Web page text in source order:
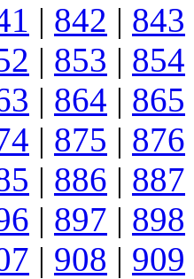
| 842 | 843
| 853 | 854
| 864 | 865
| 875 | 876
| 886 | 887
| 897 | 898
| 908 | 909